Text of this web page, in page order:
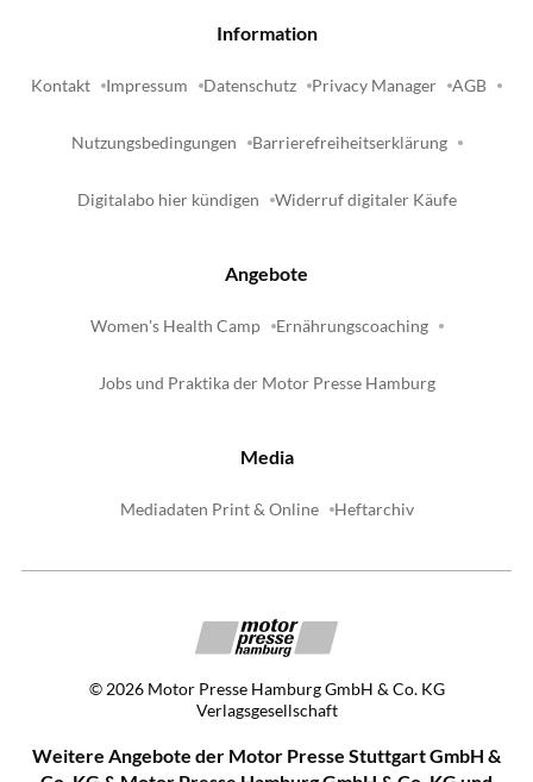
Information
Kontakt Impressum Datenschutz Privacy Manager AGB
Nutzungsbedingungen Barrierefreiheitserklärung
Digitalabo hier kündigen Widerruf digitaler Käufe
Angebote
Women's Health Camp Ernährungscoaching
Jobs und Praktika der Motor Presse Hamburg
Media
Mediadaten Print & Online Heftarchiv
© 2026 Motor Presse Hamburg GmbH & Co. KG
Verlagsgesellschaft
Weitere Angebote der Motor Presse Stuttgart GmbH &